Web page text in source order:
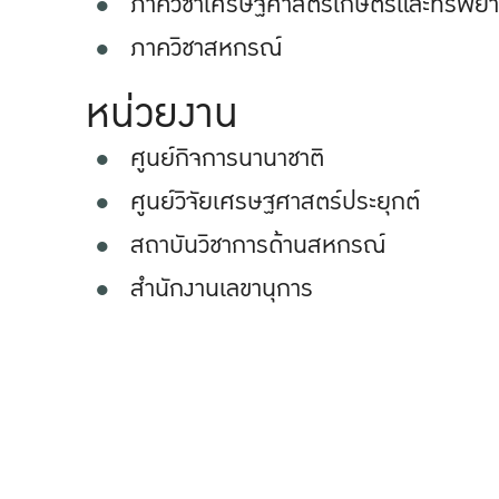
ภาควิชาสหกรณ์
หน่วยงาน
ศูนย์กิจการนานาชาติ
ศูนย์วิจัยเศรษฐศาสตร์ประยุกต์
สถาบันวิชาการด้านสหกรณ์
สำนักงานเลขานุการ